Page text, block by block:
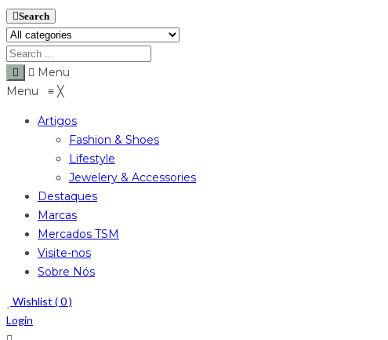
Search
Menu
Menu ≡ ╳
Artigos
Fashion & Shoes
Lifestyle
Jewelery & Accessories
Destaques
Marcas
Mercados TSM
Visite-nos
Sobre Nós
Wishlist (0)
Login